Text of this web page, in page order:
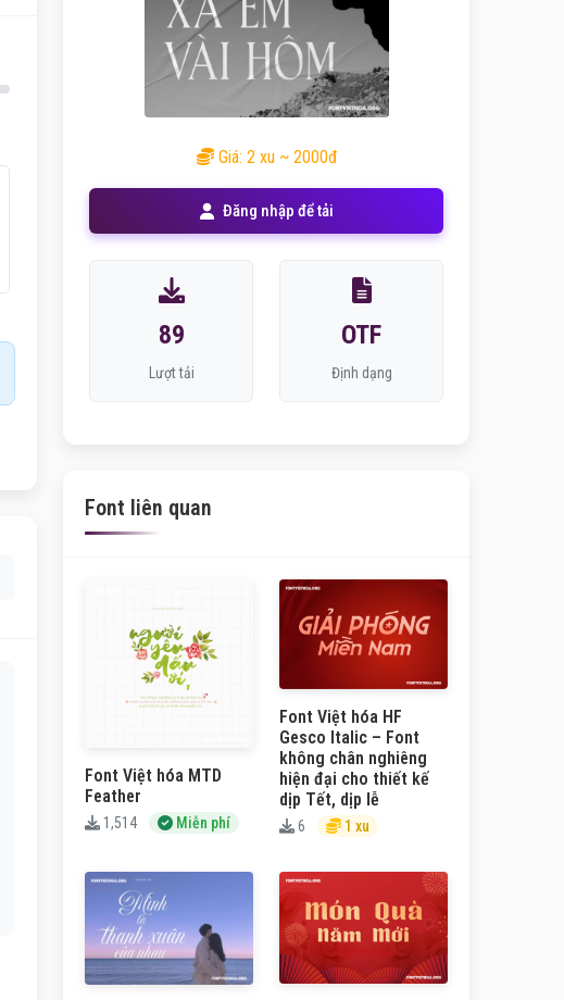
Giá: 2 xu ~ 2000đ
Đăng nhập để tải
89
Lượt tải
OTF
Định dạng
Font liên quan
Font Việt hóa MTD
Feather
1,514 Miễn phí
Font Việt hóa HF
Gesco Italic – Font
không chân nghiêng
hiện đại cho thiết kế
dịp Tết, dịp lễ
6 1 xu